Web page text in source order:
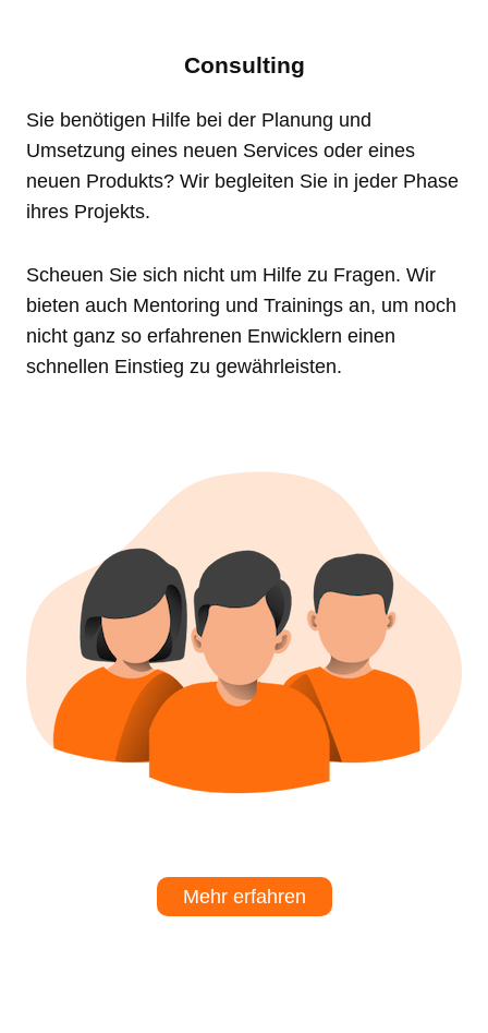
Consulting
Sie benötigen Hilfe bei der Planung und
Umsetzung eines neuen Services oder eines
neuen Produkts? Wir begleiten Sie in jeder Phase
ihres Projekts.
Scheuen Sie sich nicht um Hilfe zu Fragen. Wir
bieten auch Mentoring und Trainings an, um noch
nicht ganz so erfahrenen Enwicklern einen
schnellen Einstieg zu gewährleisten.
Mehr erfahren